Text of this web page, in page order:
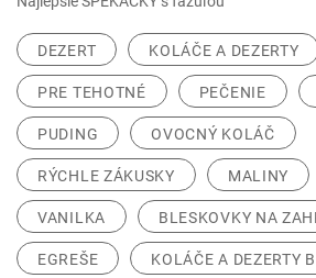
DEZERT KOLÁČE A DEZERTY
PRE TEHOTNÉ PEČENIE
PUDING OVOCNÝ KOLÁČ
RÝCHLE ZÁKUSKY MALINY
VANILKA BLESKOVKY NA
EGREŠE KOLÁČE A DEZERTY